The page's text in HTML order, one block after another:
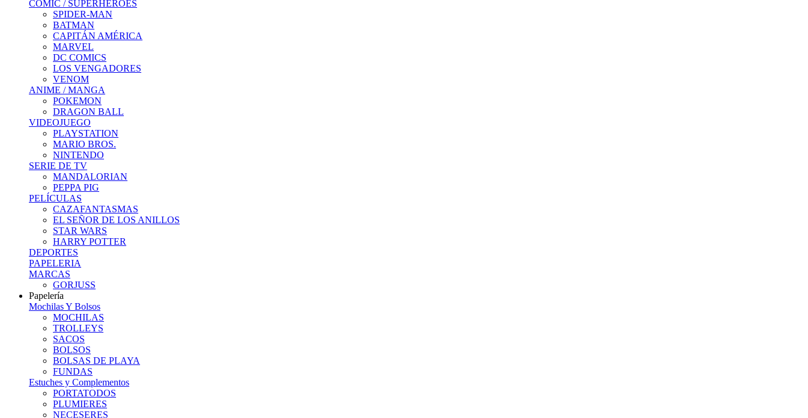
COMIC / SUPERHEROES
SPIDER-MAN
BATMAN
CAPITÁN AMÉRICA
MARVEL
DC COMICS
LOS VENGADORES
VENOM
ANIME / MANGA
POKEMON
DRAGON BALL
VIDEOJUEGO
PLAYSTATION
MARIO BROS.
NINTENDO
SERIE DE TV
MANDALORIAN
PEPPA PIG
PELÍCULAS
CAZAFANTASMAS
EL SEÑOR DE LOS ANILLOS
STAR WARS
HARRY POTTER
DEPORTES
PAPELERIA
MARCAS
GORJUSS
Papelería
Mochilas Y Bolsos
MOCHILAS
TROLLEYS
SACOS
BOLSOS
BOLSAS DE PLAYA
FUNDAS
Estuches y Complementos
PORTATODOS
PLUMIERES
NECESERES